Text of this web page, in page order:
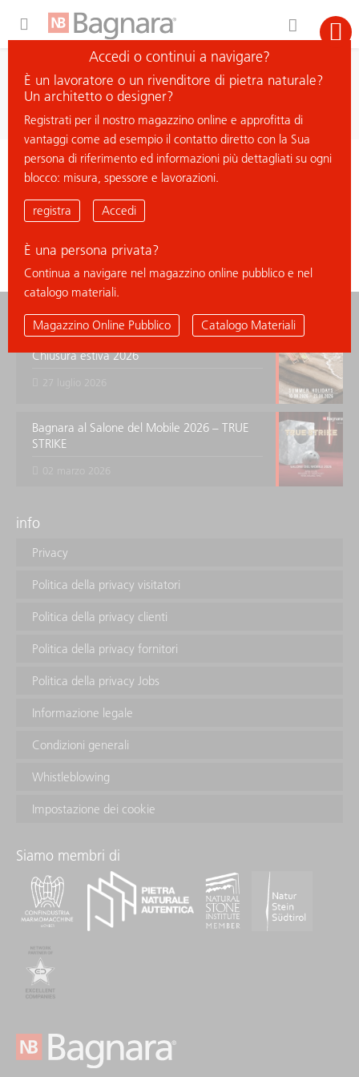
cerca materiale
< ritorna all'elenco
VERDE GUATEMALA
news
Chiusura estiva 2026
Bagnara al Salone del Mobile 2026 – TRUE
STRIKE
info
Privacy
Politica della privacy visitatori
Politica della privacy clienti
Politica della privacy fornitori
Politica della privacy Jobs
Informazione legale
Condizioni generali
Whistleblowing
Impostazione dei cookie
Siamo membri di
Accedi o continui a navigare?
È un lavoratore o un rivenditore di pietra naturale?
Un architetto o designer?
Registrati per il nostro magazzino online e approfitta di
vantaggi come ad esempio il contatto diretto con la Sua
persona di riferimento ed informazioni più dettagliati su ogni
blocco: misura, spessore e lavorazioni.
registra Accedi
È una persona privata?
Continua a navigare nel magazzino online pubblico e nel
catalogo materiali.
Magazzino Online Pubblico Catalogo Materiali